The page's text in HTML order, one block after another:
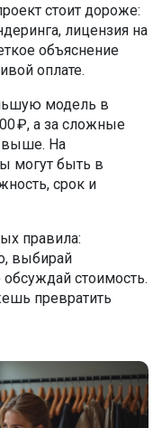
стоит дороже:
лицензия на
объяснение
оплате.
модель в
₽, а за сложные
выше. На
могут быть в
срок и
правила:
выбирай
стоимость.
превратить